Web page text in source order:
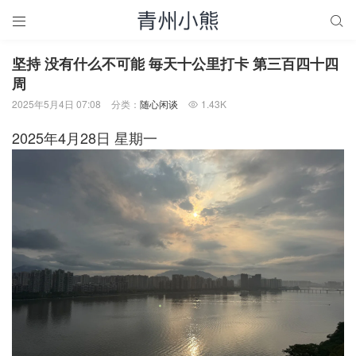
 
坚持 没有什么不可能 毎天十公里打卡 第三百四十四
周
2025年5月4日 07:08 分类： 随心闲谈  1.43K
2025年4月28日 星期一